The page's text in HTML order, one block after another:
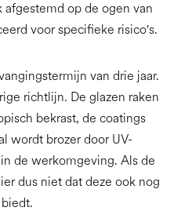
op de ogen van
voor specifieke risico's.
van drie jaar.
richtlijn. De glazen raken
bekrast, de coatings
wordt brozer door UV-
de werkomgeving. Als de
dus niet dat deze ook nog